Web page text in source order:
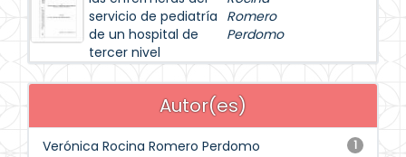
servicio de pediatría
de un hospital de
tercer nivel
Romero
Perdomo
Autor(es)
1
Verónica Rocina Romero Perdomo